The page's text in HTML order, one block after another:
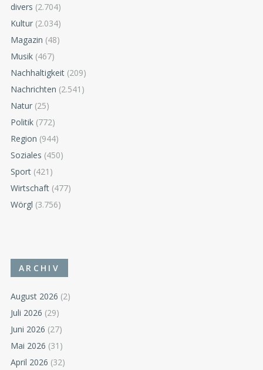
divers (2.704)
Kultur (2.034)
Magazin (48)
Musik (467)
Nachhaltigkeit (209)
Nachrichten (2.541)
Natur (25)
Politik (772)
Region (944)
Soziales (450)
Sport (421)
Wirtschaft (477)
Wörgl (3.756)
ARCHIV
August 2026 (2)
Juli 2026 (29)
Juni 2026 (27)
Mai 2026 (31)
April 2026 (32)